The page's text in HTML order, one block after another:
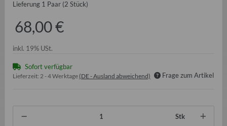
Lieferung 1 Paar (2 Stück)
68,00 €
inkl. 19% USt.
Sofort verfügbar
Lieferzeit: 2 - 4 Werktage (DE - Ausland abweichend) Frage zum Artikel
Stk